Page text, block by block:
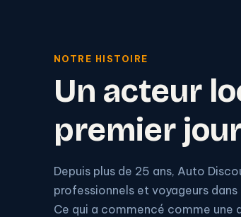
NOTRE HISTOIRE
Un acteur
premier
Depuis plus de 25 ans, Auto
professionnels et voyageurs
Ce qui a commencé comme une